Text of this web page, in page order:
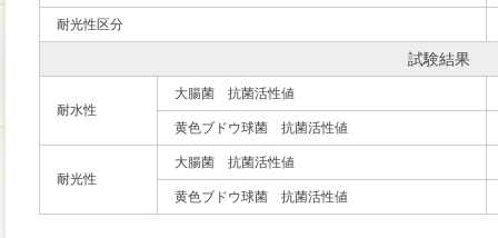
耐光性区分
試験結果
耐水性
大腸菌 抗菌活性値
黄色ブドウ球菌 抗菌活性値
耐光性
大腸菌 抗菌活性値
黄色ブドウ球菌 抗菌活性値